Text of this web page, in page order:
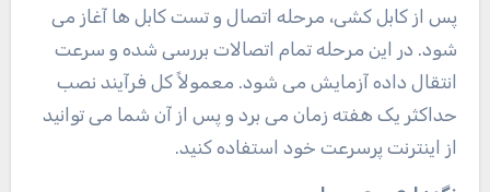
پس از کابل کشی، مرحله اتصال و تست کابل ها آغاز می
شود. در این مرحله تمام اتصالات بررسی شده و سرعت
انتقال داده آزمایش می شود. معمولاً کل فرآیند نصب
حداکثر یک هفته زمان می برد و پس از آن شما می توانید
از اینترنت پرسرعت خود استفاده کنید.